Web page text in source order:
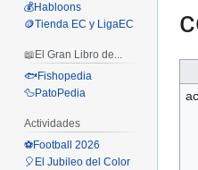
💰Habloons
🪙Tienda EC y LigaEC
📖El Gran Libro de...
🐟Fishopedia
🦆PatoPedia
Actividades
⚽Football 2026
🎈El Jubileo del Color